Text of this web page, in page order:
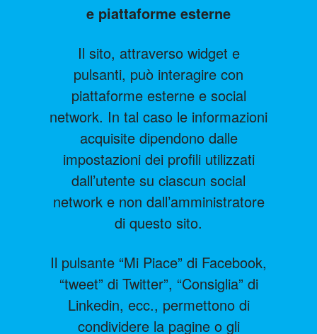
e piattaforme esterne
Il sito, attraverso widget e
pulsanti, può interagire con
piattaforme esterne e social
network. In tal caso le informazioni
acquisite dipendono dalle
impostazioni dei profili utilizzati
dall’utente su ciascun social
network e non dall’amministratore
di questo sito.
Il pulsante “Mi Piace” di Facebook,
“tweet” di Twitter”, “Consiglia” di
Linkedin, ecc., permettono di
condividere la pagine o gli